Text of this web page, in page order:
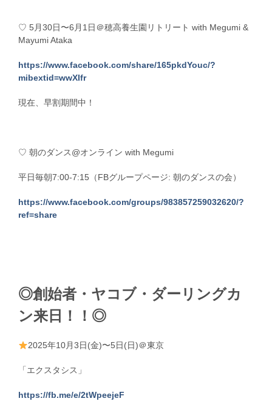
♡ 5月30日〜6月1日＠穂高養生園リトリート with Megumi &
Mayumi Ataka
https://www.facebook.com/share/165pkdYouc/?
mibextid=wwXIfr
現在、早割期間中！
♡ 朝のダンス@オンライン with Megumi
平日毎朝7:00-7:15（FBグループページ: 朝のダンスの会）
https://www.facebook.com/groups/983857259032620/?
ref=share
◎創始者・ヤコブ・ダーリングカ
ン来日！！◎
2025年10月3日(金)〜5日(日)＠東京
「エクスタシス」
https://fb.me/e/2tWpeejeF